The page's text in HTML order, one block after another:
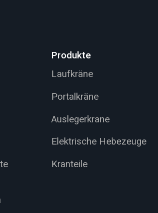
Produkte
Laufkräne
Portalkräne
Auslegerkrane
Elektrische Hebezeuge
Kranteile